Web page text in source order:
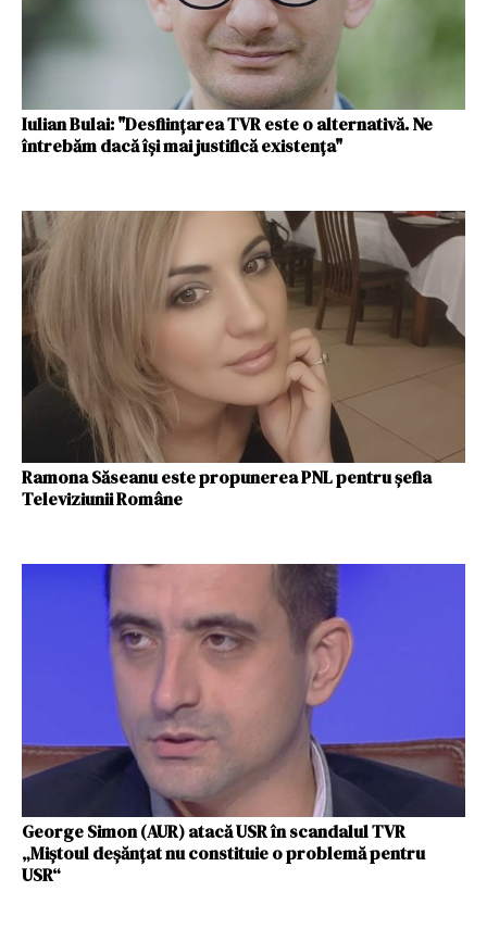
Iulian Bulai: "Desființarea TVR este o alternativă. Ne
întrebăm dacă își mai justifică existența"
Ramona Săseanu este propunerea PNL pentru șefia
Televiziunii Române
George Simon (AUR) atacă USR în scandalul TVR
„Miștoul deșănțat nu constituie o problemă pentru
USR“